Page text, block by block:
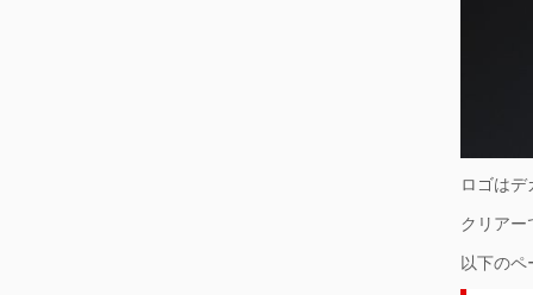
ロゴは
クリア
以下の